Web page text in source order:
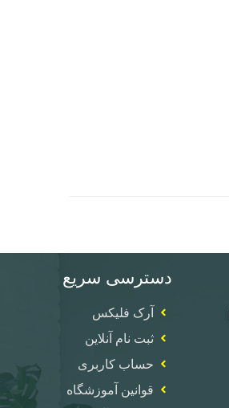
دسترسی سریع
آرک فلیکس
ثبت نام آنلاین
حساب کاربری
قوانین آموزشگاه